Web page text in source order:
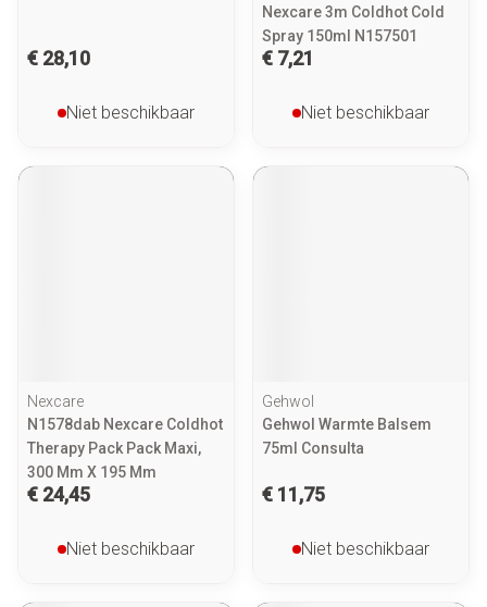
€ 28,10
Niet beschikbaar
Nexcare 3m Coldhot Cold
Spray 150ml N157501
€ 7,21
Niet beschikbaar
Nexcare
N1578dab Nexcare Coldhot
Therapy Pack Pack Maxi,
300 Mm X 195 Mm
€ 24,45
Niet beschikbaar
Gehwol
Gehwol Warmte Balsem
75ml Consulta
€ 11,75
Niet beschikbaar